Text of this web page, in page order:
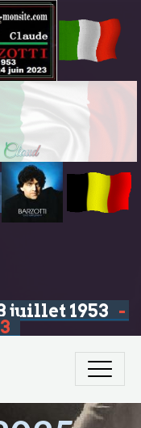
juillet 1953 -